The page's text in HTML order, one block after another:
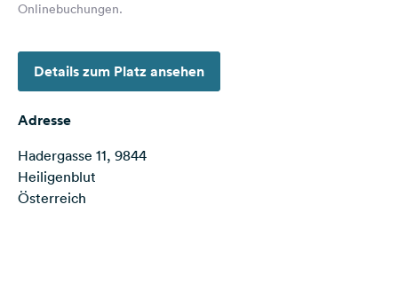
Folge
uns
Social
Media
Facebook
Onlinebuchungen.
Details zum Platz ansehen
Adresse
Hadergasse 11, 9844
Heiligenblut
Österreich